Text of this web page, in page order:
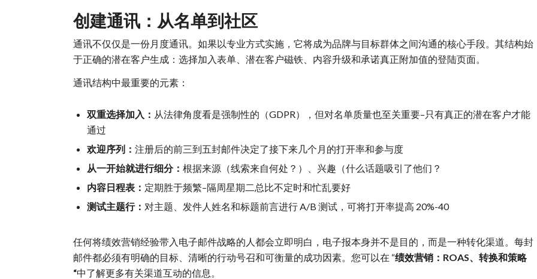
创建通讯：从名单到社区
通讯不仅仅是一份月度通讯。如果以专业方式实施，它将成为品牌与目标群体之间沟通的核心手段。其结构始
于正确的潜在客户生成：选择加入表单、潜在客户磁铁、内容升级和承诺真正附加值的登陆页面。
通讯结构中最重要的元素：
双重选择加入： 从法律角度看是强制性的（GDPR），但对名单质量也至关重要–只有真正的潜在客户才能
通过
欢迎序列： 注册后的前三到五封邮件决定了接下来几个月的打开率和参与度
从一开始就进行细分： 根据来源（线索来自何处？）、兴趣（什么话题吸引了他们？
内容日程表： 定期胜于频繁–隔周星期二总比不定时和忙乱要好
测试主题行： 对主题、发件人姓名和标题前言进行 A/B 测试，可将打开率提高 20%-40
任何将绩效营销经验带入电子邮件战略的人都会立即明白，电子报本身并不是目的，而是一种转化渠道。每封
邮件都必须有明确的目标、清晰的行动号召和可衡量的成功因素。您可以在 “绩效营销：ROAS、转换和策略
“中了解更多有关渠道互动的信息。